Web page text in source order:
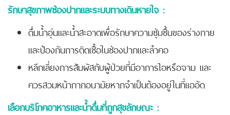
รักษาสุขภาพช่องปากและระบบทางเดินหายใจ :
ดื่มน้ำอุ่นและน้ำสะอาดเพื่อรักษาความชุ่มชื้นของร่างกาย
และป้องกันการติดเชื้อในช่องปากและลำคอ
หลีกเลี่ยงการสัมผัสกับผู้ป่วยที่มีอาการไอหรือจาม และ
ควรสวมหน้ากากอนามัยหากจำเป็นต้องอยู่ในที่แออัด
เลือกบริโภคอาหารและน้ำดื่มที่ถูกสุขลักษณะ :